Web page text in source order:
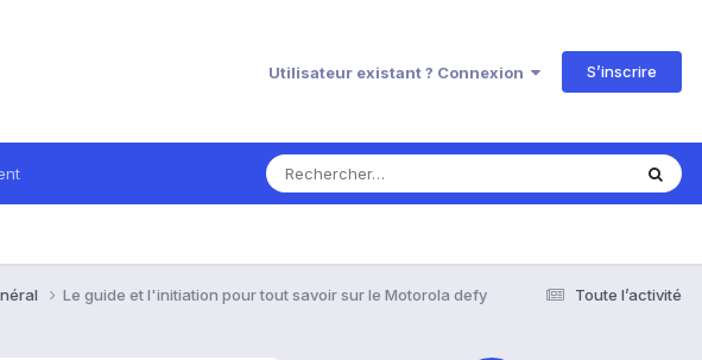
Utilisateur existant ? Connexion S’inscrire
Toute l’activité
Le guide et l'initiation pour tout savoir sur le Motorola defy